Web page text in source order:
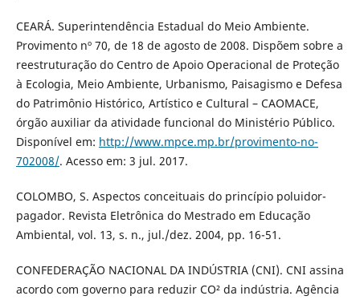
CEARÁ. Superintendência Estadual do Meio Ambiente.
Provimento nº 70, de 18 de agosto de 2008. Dispõem sobre a
reestruturação do Centro de Apoio Operacional de Proteção
à Ecologia, Meio Ambiente, Urbanismo, Paisagismo e Defesa
do Patrimônio Histórico, Artístico e Cultural – CAOMACE,
órgão auxiliar da atividade funcional do Ministério Público.
Disponível em: http://www.mpce.mp.br/provimento-no-
702008/. Acesso em: 3 jul. 2017.
COLOMBO, S. Aspectos conceituais do princípio poluidor-
pagador. Revista Eletrônica do Mestrado em Educação
Ambiental, vol. 13, s. n., jul./dez. 2004, pp. 16-51.
CONFEDERAÇÃO NACIONAL DA INDÚSTRIA (CNI). CNI assina
acordo com governo para reduzir CO² da indústria. Agência